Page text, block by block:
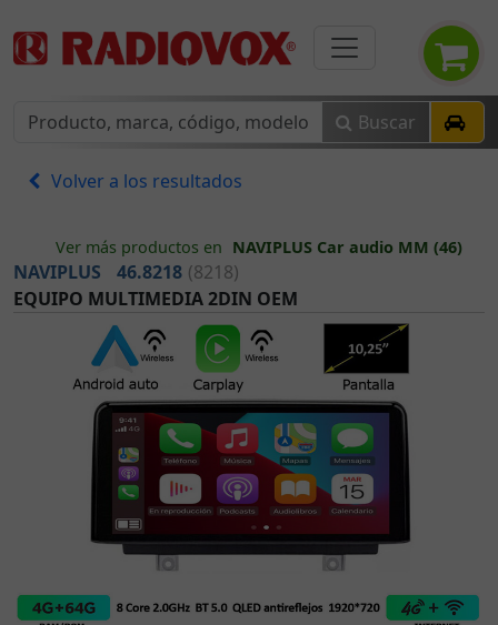
Buscar
Volver a los resultados
Ver más productos en NAVIPLUS Car audio MM (46)
NAVIPLUS 46.8218 (8218)
EQUIPO MULTIMEDIA 2DIN OEM